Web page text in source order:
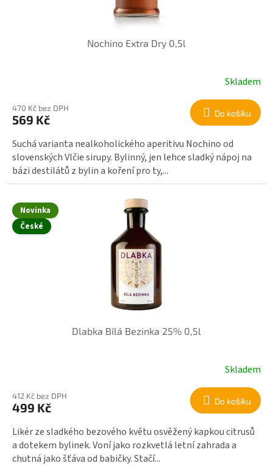
Nochino Extra Dry 0,5l
Skladem
470 Kč bez DPH
569 Kč Do košíku
Suchá varianta nealkoholického aperitivu Nochino od
slovenských Vlčie sirupy. Bylinný, jen lehce sladký nápoj na
bázi destilátů z bylin a koření pro ty,...
Novinka
České
Dlabka Bílá Bezinka 25% 0,5l
Skladem
412 Kč bez DPH
499 Kč Do košíku
Likér ze sladkého bezového květu osvěžený kapkou citrusů
a dotekem bylinek. Voní jako rozkvetlá letní zahrada a
chutná jako šťáva od babičky. Stačí...